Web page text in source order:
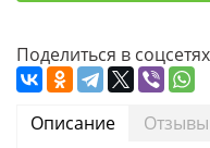
Поделиться в
Описание Отзывы